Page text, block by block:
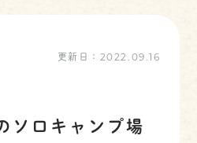
更新日： 2022.09.16
ソロキャンプ場